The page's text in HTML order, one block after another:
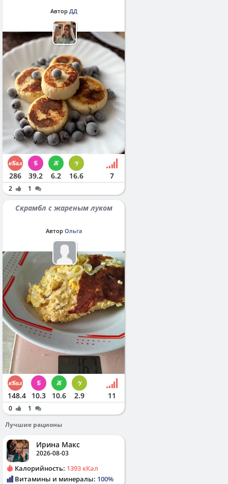
Автор ДД
286 39.2 6.2 16.6 7
2 1
Скрамбл с жареным луком
Автор Ольга
148.4 10.3 10.6 2.9 11
0
1
Лучшие рационы
Ирина Макс
2026-08-03
Калорийность: 1393 кКал
Витамины и минералы: 100%